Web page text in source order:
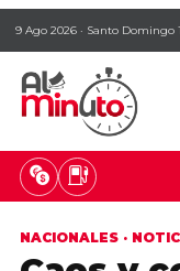
9 Ago 2026 · Santo Domingo
NACIONALES ·